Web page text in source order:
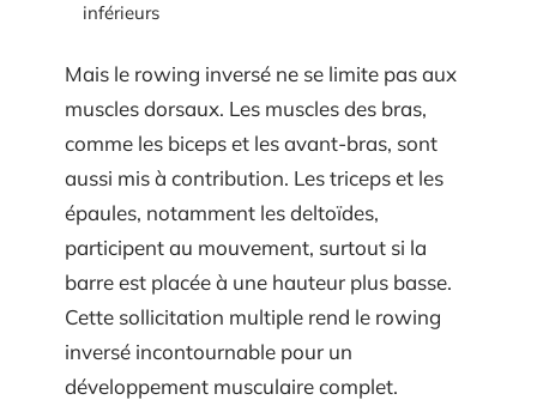
inférieurs
Mais le rowing inversé ne se limite pas aux
muscles dorsaux. Les muscles des bras,
comme les biceps et les avant-bras, sont
aussi mis à contribution. Les triceps et les
épaules, notamment les deltoïdes,
participent au mouvement, surtout si la
barre est placée à une hauteur plus basse.
Cette sollicitation multiple rend le rowing
inversé incontournable pour un
développement musculaire complet.